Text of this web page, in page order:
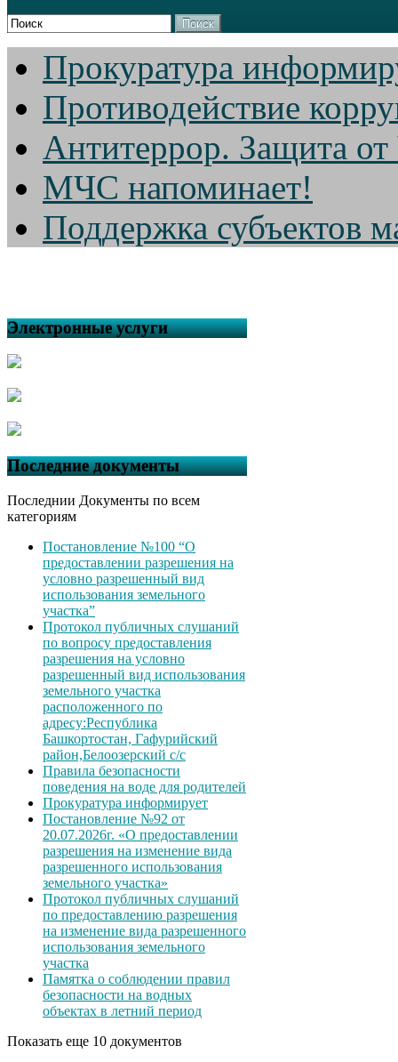
Поиск
Прокуратура
Противодействие
Антитеррор. Защита
МЧС напоминает!
Поддержка субъектов
Электронные услуги
Последние документы
Последнии Документы по всем
категориям
Постановление №100 “О
предоставлении разрешения на
условно разрешенный вид
использования земельного
участка”
Протокол публичных слушаний
по вопросу предоставления
разрешения на условно
разрешенный вид использования
земельного участка
расположенного по
адресу:Республика
Башкортостан, Гафурийский
район,Белоозерский с/с
Правила безопасности
поведения на воде для родителей
Прокуратура информирует
Постановление №92 от
20.07.2026г. «О предоставлении
разрешения на изменение вида
разрешенного использования
земельного участка»
Протокол публичных слушаний
по предоставлению разрешения
на изменение вида разрешенного
использования земельного
участка
Памятка о соблюдении правил
безопасности на водных
объектах в летний период
Показать еще 10 документов